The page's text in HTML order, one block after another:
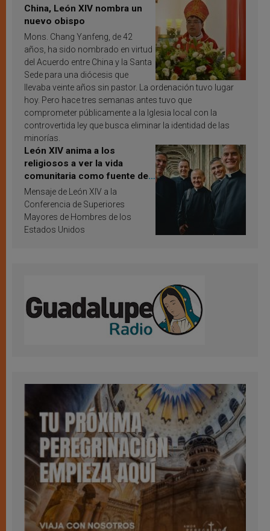
China, León XIV nombra un
nuevo obispo
Mons. Chang Yanfeng, de 42
años, ha sido nombrado en virtud
del Acuerdo entre China y la Santa
Sede para una diócesis que
llevaba veinte años sin pastor. La ordenación tuvo lugar
hoy. Pero hace tres semanas antes tuvo que
comprometer públicamente a la Iglesia local con la
controvertida ley que busca eliminar la identidad de las
minorías.
León XIV anima a los
religiosos a ver la vida
comunitaria como fuente de
inspiración y santificación
Mensaje de León XIV a la
Conferencia de Superiores
Mayores de Hombres de los
Estados Unidos